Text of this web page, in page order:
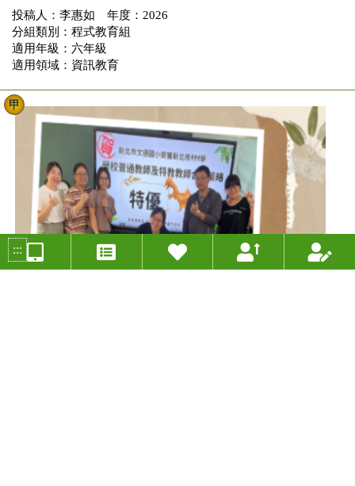
投稿人：李惠如 年度：2026
分組類別：程式教育組
適用年級：六年級
適用領域：資訊教育
甲
:::